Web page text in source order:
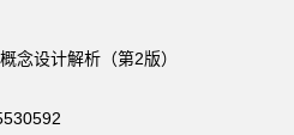
念设计解析（第2版）